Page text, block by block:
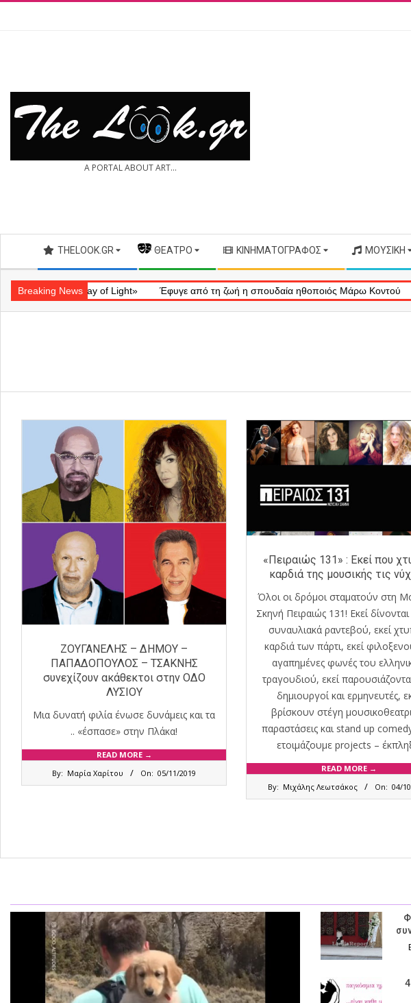
THE A PORTAL ABOUT ART...
Secondary
Navigation
Menu
THELOOK.GR — ΘΈΑΤΡΟ ΚΙΝΗΜΑΤΟΓΡΆΦΟΣ ΜΟΥΣΙΚΉ
Breaking News
«Ray of Light» Έφυγε από τη ζωή η σπουδαία ηθοποιός Μάρω Κοντού
ΖΟΥΓΑΝΕΛΗΣ – ΔΗΜΟΥ –
ΠΑΠΑΔΟΠΟΥΛΟΣ – ΤΣΑΚΝΗΣ
συνεχίζουν ακάθεκτοι στην ΟΔΟ
ΛΥΣΙΟΥ
Μια δυνατή φιλία ένωσε δυνάμεις και τα
.. «έσπασε» στην Πλάκα!
READ MORE →
By: Μαρία Χαρίτου On: 05/11/2019
«Πειραιώς 131» : Εκεί που
καρδιά της μουσικής τις
Όλοι οι δρόμοι σταματούν στη
Σκηνή Πειραιώς 131! Εκεί
συναυλιακά ραντεβού, εκεί
καρδιά των πάρτι, εκεί
αγαπημένες φωνές του
τραγουδιού, εκεί
δημιουργοί και ερμηνευτές,
βρίσκουν στέγη
παραστάσεις και stand up
ετοιμάζουμε projects –
READ MORE →
By: Μιχάλης Λεωτσάκος On: 04/